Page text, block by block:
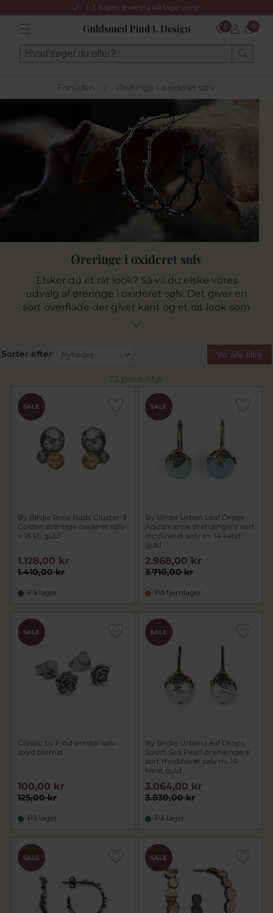
1-3 dages levering på lagervarer
0 0
Forsiden / Øreringe i oxideret sølv
Øreringe i oxideret sølv
Elsker du et råt look? Så vil du elske vores
udvalg af øreringe i oxideret sølv. Det giver en
sort overflade der giver kant og et råt look som
passer til det meste. Det er en lækker måde at
materialer skaber den oxiderede overflade et
helt unikt og spændende farvespil.
Sorter efter Vis alle filtre
73 produkter
SALE
By Birdie Rose Buds Cluster-3
Golden øreringe oxideret sølv
+ 18 kt. guld
1.410,00 kr
1.128,00 kr
På lager
SALE
By Birdie Urban Leaf Drops
Aquamarine ørehængere sort
rhodineret sølv m. 14 karat
guld
3.710,00 kr
2.968,00 kr
På fjernlager
SALE
Classic by Pind ørestik sølv
oxyd blomst
125,00 kr
100,00 kr
På lager
SALE
By Birdie Urban Leaf Drops
South Sea Pearl ørehængere
sort rhodineret sølv m. 14
karat guld
3.830,00 kr
3.064,00 kr
På lager
SALE SALE